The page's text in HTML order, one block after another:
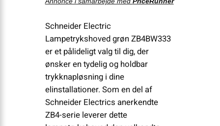
Schneider Electric
Lampetrykshoved grøn ZB4BW333
er et pålideligt valg til dig, der
ønsker en tydelig og holdbar
trykknapløsning i dine
elinstallationer. Som en del af
Schneider Electrics anerkendte
ZB4-serie leverer dette